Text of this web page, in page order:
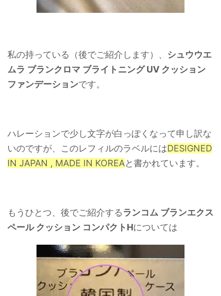
私の持っている（後でご紹介します）、 シュウウエ
ムラ ブランクロマ ブライトニング UV クッション
ファンデーショ ンです。
ハレーションで少し文字が白っぽくなって申し訳な
いのですが、このレフィルのラベルにはDESIGNED
IN JAPAN , MADE IN KOREAと書かれています。
もうひとつ、後でご紹介するランコム ブランエクス
ペール クッション コンパクトHについては